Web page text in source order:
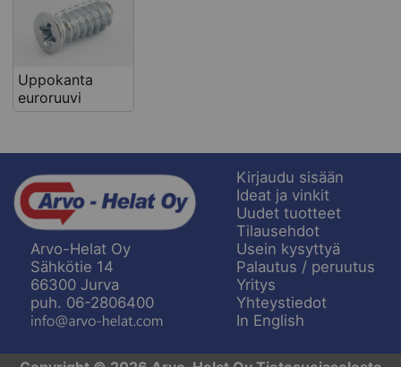
Uppokanta
euroruuvi
Arvo-Helat Oy
Sähkötie 14
66300 Jurva
puh. 06-2806400
Kirjaudu sisään
Ideat ja vinkit
Uudet tuotteet
Tilausehdot
Usein kysyttyä
Palautus / peruutus
Yritys
Yhteystiedot
In English